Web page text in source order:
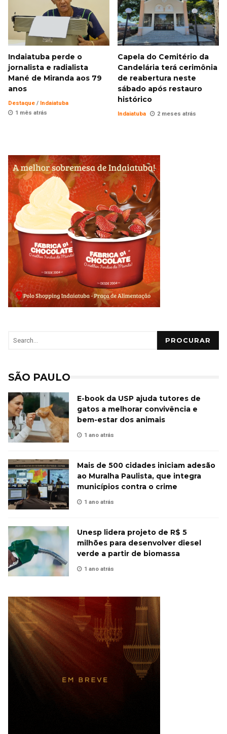
Indaiatuba perde o
jornalista e radialista
Mané de Miranda aos 79
anos
Destaque / Indaiatuba
1 mês atrás
Capela do Cemitério da
Candelária terá cerimônia
de reabertura neste
sábado após restauro
histórico
Indaiatuba 2 meses atrás
PROCURAR
SÃO PAULO
E-book da USP ajuda tutores de
gatos a melhorar convivência e
bem-estar dos animais
1 ano atrás
Mais de 500 cidades iniciam adesão
ao Muralha Paulista, que integra
municípios contra o crime
1 ano atrás
Unesp lidera projeto de R$ 5
milhões para desenvolver diesel
verde a partir de biomassa
1 ano atrás